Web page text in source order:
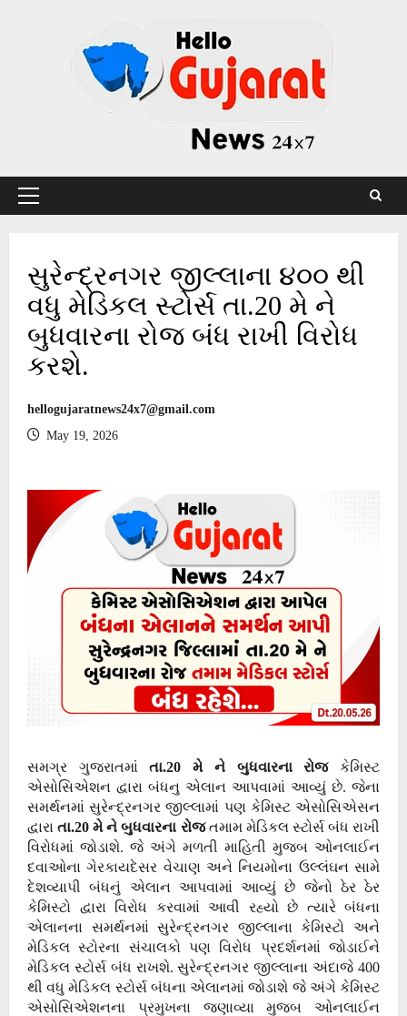
Primary
સુરેન્દ્રનગર જીલ્લાના ૪૦૦ થી
વધુ મેડિકલ સ્ટોર્સ તા.20 મે ને
બુધવારના રોજ બંધ રાખી વિરોધ
કરશે.
hellogujaratnews24x7@gmail.com
May 19, 2026
સમગ્ર ગુજરાતમાંતા.20 મે ને બુધવારના રોજકેમિસ્ટ
એસોસિએશન દ્વારા બંધનુ એલાન આપવામાં આવ્યું છે. જેના
સમર્થનમાં સુરેન્દ્રનગર જીલ્લામાં પણ કેમિસ્ટ એસોસિએસન
દ્વારાતા.20 મે ને બુધવારના રોજતમામ મેડિકલ સ્ટોર્સ બંધ રાખી
વિરોધમાં જોડાશે. જે અંગે મળતી માહિતી મુજબ ઓનલાઈન
દવાઓના ગેરકાયદેસર વેચાણ અને નિયમોના ઉલ્લંઘન સામે
દેશવ્યાપી બંધનું એલાન આપવામાં આવ્યું છે જેનો ઠેર ઠેર
કેમિસ્ટો દ્વારા વિરોધ કરવામાં આવી રહ્યો છે ત્યારે બંધના
એલાનના સમર્થનમાં સુરેન્દ્રનગર જીલ્લાના કેમિસ્ટો અને
મેડિકલ સ્ટોરના સંચાલકો પણ વિરોધ પ્રદર્શનમાં જોડાઈને
મેડિકલ સ્ટોર્સ બંધ રાખશે. સુરેન્દ્રનગર જીલ્લાના અંદાજે 400
થી વધુ મેડિકલ સ્ટોર્સ બંધના એલાનમાં જોડાશે જે અંગે કેમિસ્ટ
એસોસિએશનના પ્રમુખના જણાવ્યા મુજબ ઓનલાઈન